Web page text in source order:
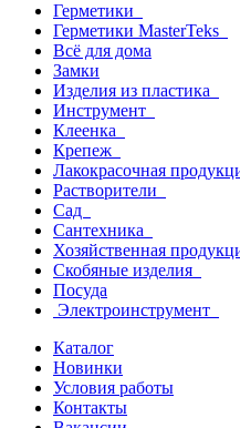
Герметики
Герметики MasterTeks
Всё для дома
Замки
Изделия из пластика
Инструмент
Клеенка
Крепеж
Лакокрасочная
Растворители
Сад
Сантехника
Хозяйственная
Скобяные изделия
Посуда
Электроинструмент
Каталог
Новинки
Условия работы
Контакты